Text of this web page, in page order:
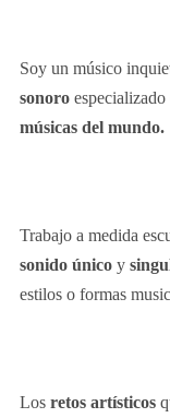
Soy un músico
sonoro especializado
músicas del mundo.
Trabajo a medida
sonido único y
estilos o formas
Los retos artísticos